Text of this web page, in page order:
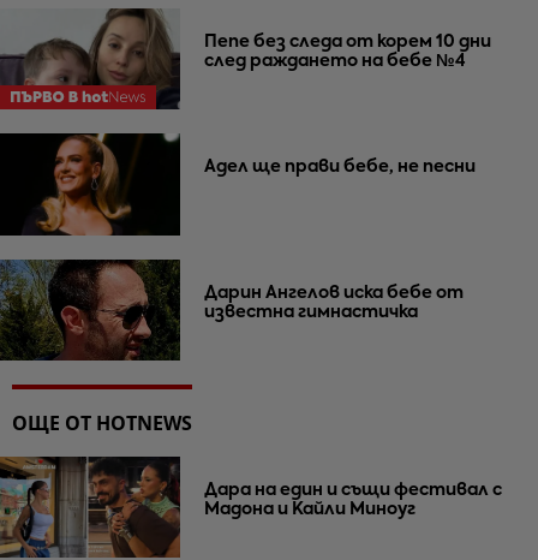
Пепе без следа от корем 10 дни
след раждането на бебе №4
Адел ще прави бебе, не песни
Дарин Ангелов иска бебе от
известна гимнастичка
ОЩЕ ОТ HOTNEWS
Дара на един и същи фестивал с
Мадона и Кайли Миноуг